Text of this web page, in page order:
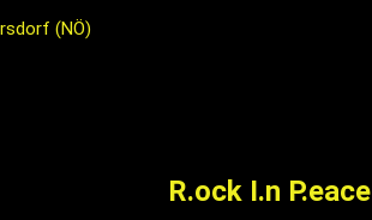
(NÖ)
R.ock I.n P.eace